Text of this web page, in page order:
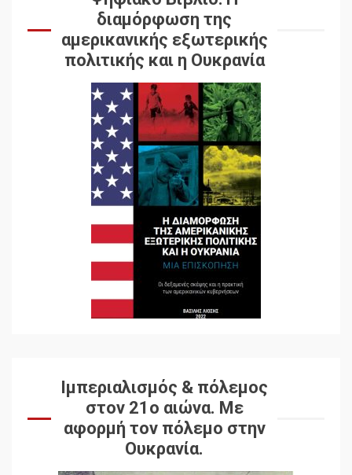
διαμόρφωση της
αμερικανικής εξωτερικής
πολιτικής και η Ουκρανία
Ιμπεριαλισμός & πόλεμος
στον 21ο αιώνα. Mε
αφορμή τον πόλεμο στην
Ουκρανία.